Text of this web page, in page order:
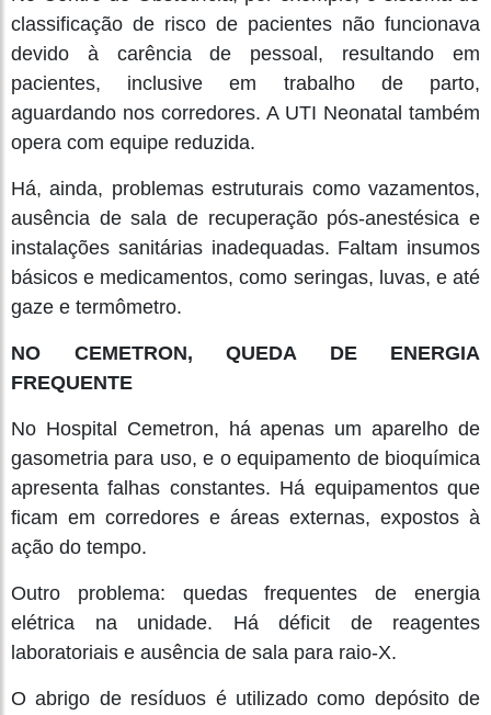
classificação de risco de pacientes não funcionava
devido à carência de pessoal, resultando em
pacientes, inclusive em trabalho de parto,
aguardando nos corredores. A UTI Neonatal também
opera com equipe reduzida.
Há, ainda, problemas estruturais como vazamentos,
ausência de sala de recuperação pós-anestésica e
instalações sanitárias inadequadas. Faltam insumos
básicos e medicamentos, como seringas, luvas, e até
gaze e termômetro.
NO CEMETRON, QUEDA DE ENERGIA
FREQUENTE
No Hospital Cemetron, há apenas um aparelho de
gasometria para uso, e o equipamento de bioquímica
apresenta falhas constantes. Há equipamentos que
ficam em corredores e áreas externas, expostos à
ação do tempo.
Outro problema: quedas frequentes de energia
elétrica na unidade. Há déficit de reagentes
laboratoriais e ausência de sala para raio-X.
O abrigo de resíduos é utilizado como depósito de